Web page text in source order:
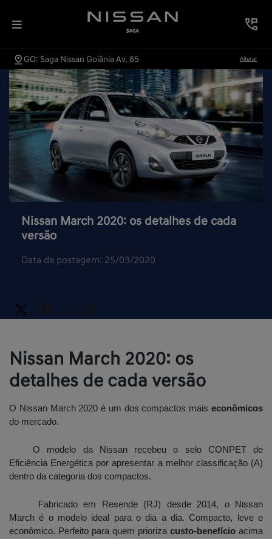
GO: Saga Nissan Goiânia Av. 85 Alterar
Nissan March 2020: os detalhes de cada
versão
Data da postagem: 25/03/2020
Nissan March 2020: os
detalhes de cada versão
O Nissan March 2020 é um dos compactos mais econômicos
do mercado.
O modelo da Nissan recebeu o selo CONPET de
Eficiência Energética por apresentar a melhor classificação (A)
dentro da categoria dos compactos.
Fabricado em Resende (RJ) desde 2014, o Nissan
March é o modelo ideal para o dia a dia. Compacto, leve e
econômico. Perfeito para quem prioriza custo-benefício acima